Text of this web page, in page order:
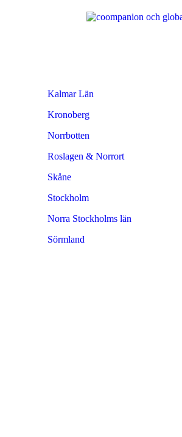
Kalmar Län
Kronoberg
Norrbotten
Roslagen & Norrort
Skåne
Stockholm
Norra Stockholms län
Sörmland